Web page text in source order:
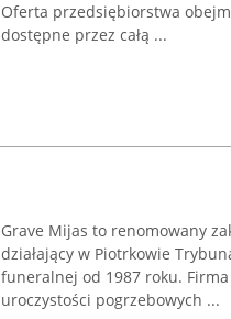
Oferta przedsiębiorstwa
dostępne przez całą ...
Grave Mijas to renomowany
działający w Piotrkowie
funeralnej od 1987 roku.
uroczystości pogrzebowych ...